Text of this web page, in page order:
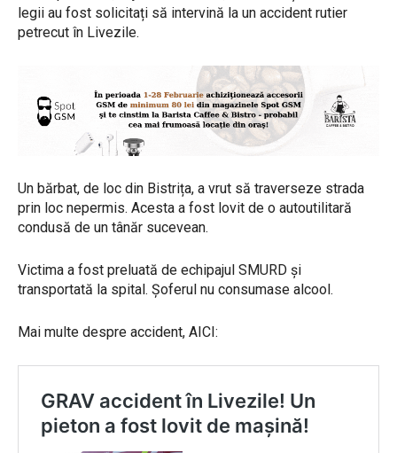
legii au fost solicitați să intervină la un accident rutier
petrecut în Livezile.
Un bărbat, de loc din Bistrița, a vrut să traverseze strada
prin loc nepermis. Acesta a fost lovit de o autoutilitară
condusă de un tânăr sucevean.
Victima a fost preluată de echipajul SMURD și
transportată la spital. Șoferul nu consumase alcool.
Mai multe despre accident, AICI: